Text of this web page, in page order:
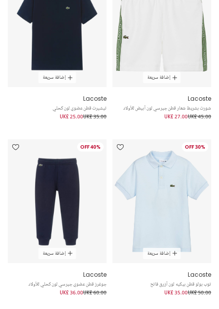
إضافة سريعة
Lacoste
شورت بشريط شعار قطن جيرسي لون أبيض للأولاد
UK£ 45.00
UK£ 27.00
إضافة سريعة
Lacoste
تيشيرت قطن عضوي لون كحلي
UK£ 35.00
UK£ 25.00
30% OFF
إضافة سريعة
Lacoste
توب بولو قطن بيكيه لون أزرق فاتح
UK£ 50.00
UK£ 35.00
40% OFF
إضافة سريعة
Lacoste
جوغرز قطن عضوي جيرسي لون كحلي للأولاد
UK£ 60.00
UK£ 36.00